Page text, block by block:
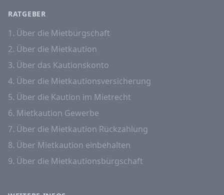
RATGEBER
1. Über die Mietbürgschaft
2. Über die Mietkaution
3. Über das Kautionskonto
4. Über die Mietkautionsversicherung
5. Über die Kaution im Mietrecht
6. Mietkaution Gewerbe
7. Über die Mietkaution Rückzahlung
8. Über Mietkaution einbehalten
9. Über die Mietkautionsbürgschaft